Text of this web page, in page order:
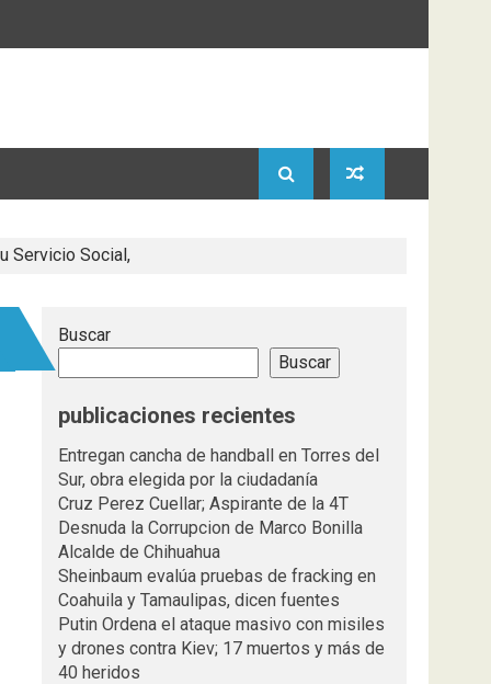
Servicio Social,
Buscar
Buscar
publicaciones recientes
Entregan cancha de handball en Torres del
Sur, obra elegida por la ciudadanía
Cruz Perez Cuellar; Aspirante de la 4T
Desnuda la Corrupcion de Marco Bonilla
Alcalde de Chihuahua
Sheinbaum evalúa pruebas de fracking en
Coahuila y Tamaulipas, dicen fuentes
Putin Ordena el ataque masivo con misiles
y drones contra Kiev; 17 muertos y más de
40 heridos